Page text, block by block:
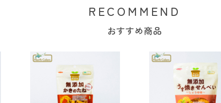
RECOMMEND
おすすめ商品